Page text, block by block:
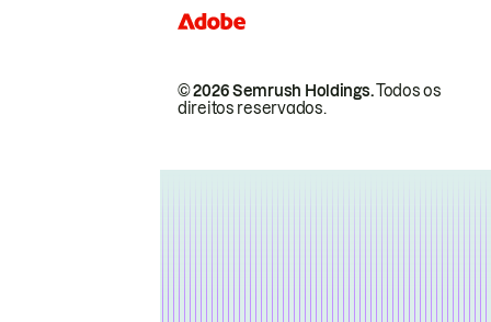
© 2026 Semrush Holdings.Todos os
direitos reservados.